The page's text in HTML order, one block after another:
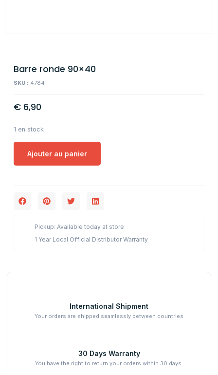
Barre ronde 90×40
SKU : 4784
€ 6,90
1 en stock
Ajouter au panier
Pickup: Available today at store
1 Year Local Official Distributor Warranty
International Shipment
Your orders are shipped seamlessly between countries
30 Days Warranty
You have the right to return your orders within 30 days.